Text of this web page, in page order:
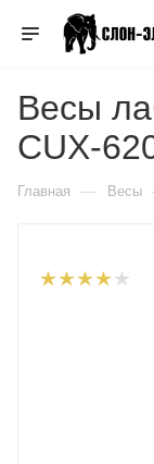
Весы
CUX-
Главная — Весы